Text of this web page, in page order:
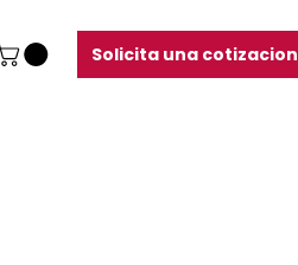
Solicita una cotizacion